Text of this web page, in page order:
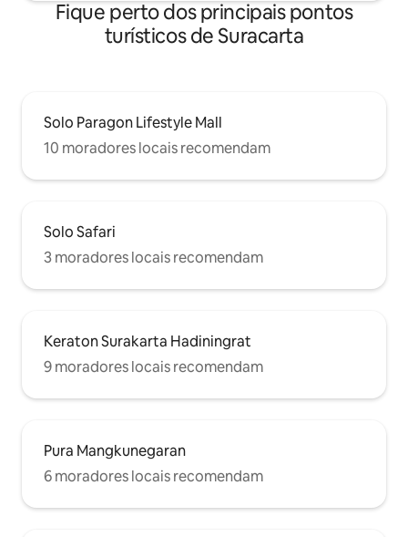
Fique perto dos principais pontos
turísticos de Suracarta
Solo Paragon Lifestyle Mall
10 moradores locais recomendam
Solo Safari
3 moradores locais recomendam
Keraton Surakarta Hadiningrat
9 moradores locais recomendam
Pura Mangkunegaran
6 moradores locais recomendam